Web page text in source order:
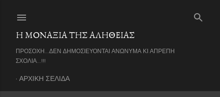
Η ΜΟΝΑΞΙΑ ΤΗΣ ΑΛΗΘΕΙΑΣ
ΠΡΟΣΟΧΗ...ΔΕΝ ΔΗΜΟΣΙΕΥΟΝΤΑΙ ΑΝΩΝΥΜΑ ΚΙ ΑΠΡΕΠΗ
ΣΧΟΛΙΑ...!!!
ΑΡΧΙΚΉ ΣΕΛΊΔΑ